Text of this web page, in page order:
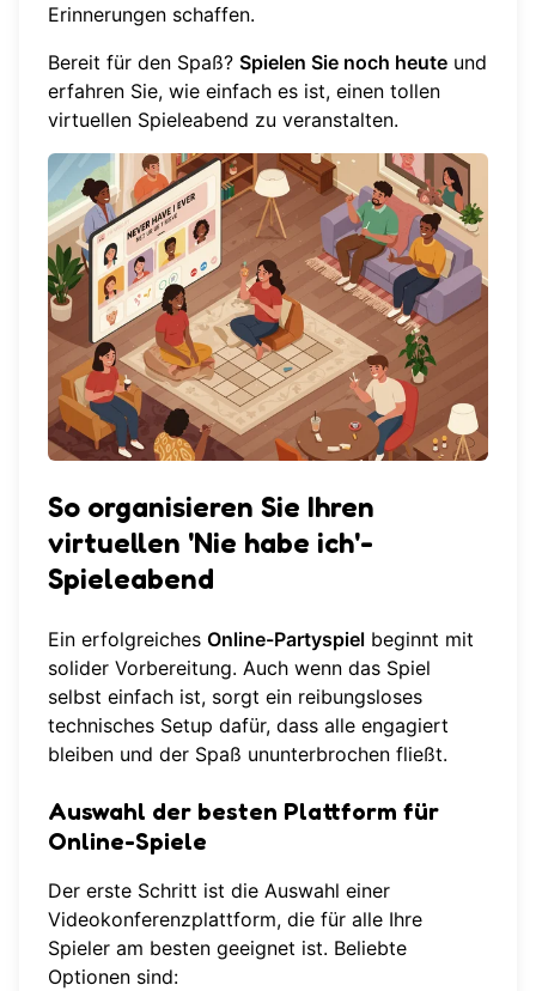
Erinnerungen schaffen.
Bereit für den Spaß? Spielen Sie noch heute und
erfahren Sie, wie einfach es ist, einen tollen
virtuellen Spieleabend zu veranstalten.
So organisieren Sie Ihren
virtuellen 'Nie habe ich'-
Spieleabend
Ein erfolgreiches Online-Partyspiel beginnt mit
solider Vorbereitung. Auch wenn das Spiel
selbst einfach ist, sorgt ein reibungsloses
technisches Setup dafür, dass alle engagiert
bleiben und der Spaß ununterbrochen fließt.
Auswahl der besten Plattform für
Online-Spiele
Der erste Schritt ist die Auswahl einer
Videokonferenzplattform, die für alle Ihre
Spieler am besten geeignet ist. Beliebte
Optionen sind: